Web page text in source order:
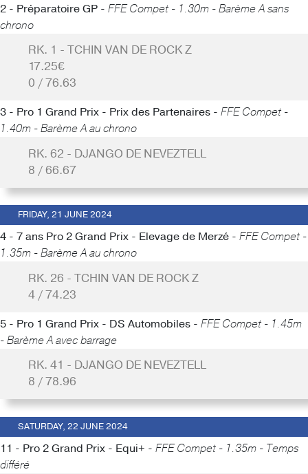
2 - Préparatoire GP - FFE Compet - 1.30m - Barème A sans
chrono
RK. 1 - TCHIN VAN DE ROCK Z
17.25€
0 / 76.63
3 - Pro 1 Grand Prix - Prix des Partenaires - FFE Compet -
1.40m - Barème A au chrono
RK. 62 - DJANGO DE NEVEZTELL
8 / 66.67
FRIDAY, 21 JUNE 2024
4 - 7 ans Pro 2 Grand Prix - Elevage de Merzé - FFE Compet -
1.35m - Barème A au chrono
RK. 26 - TCHIN VAN DE ROCK Z
4 / 74.23
5 - Pro 1 Grand Prix - DS Automobiles - FFE Compet - 1.45m
- Barème A avec barrage
RK. 41 - DJANGO DE NEVEZTELL
8 / 78.96
SATURDAY, 22 JUNE 2024
11 - Pro 2 Grand Prix - Equi+ - FFE Compet - 1.35m - Temps
différé